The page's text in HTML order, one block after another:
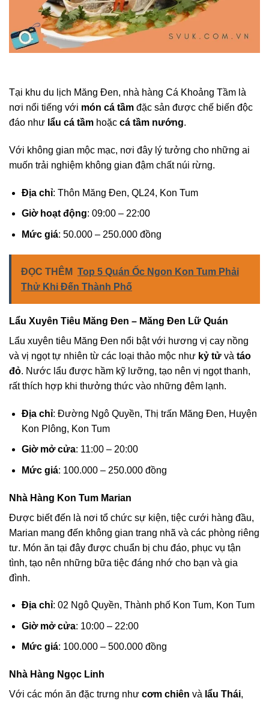
Tại khu du lịch Măng Đen, nhà hàng Cá Khoảng Tầm là
nơi nổi tiếng với món cá tầm đặc sản được chế biến độc
đáo như lẩu cá tầm hoặc cá tầm nướng.
Với không gian mộc mạc, nơi đây lý tưởng cho những ai
muốn trải nghiệm không gian đậm chất núi rừng.
Địa chỉ: Thôn Măng Đen, QL24, Kon Tum
Giờ hoạt động: 09:00 – 22:00
Mức giá: 50.000 – 250.000 đồng
ĐỌC THÊM Top 5 Quán Ốc Ngon Kon Tum Phải
Thử Khi Đến Thành Phố
Lẩu Xuyên Tiêu Măng Đen – Măng Đen Lữ Quán
Lẩu xuyên tiêu Măng Đen nổi bật với hương vị cay nồng
và vị ngọt tự nhiên từ các loại thảo mộc như kỷ tử và táo
đỏ. Nước lẩu được hầm kỹ lưỡng, tạo nên vị ngọt thanh,
rất thích hợp khi thưởng thức vào những đêm lạnh.
Địa chỉ: Đường Ngô Quyền, Thị trấn Măng Đen, Huyện
Kon Plông, Kon Tum
Giờ mở cửa: 11:00 – 20:00
Mức giá: 100.000 – 250.000 đồng
Nhà Hàng Kon Tum Marian
Được biết đến là nơi tổ chức sự kiện, tiệc cưới hàng đầu,
Marian mang đến không gian trang nhã và các phòng riêng
tư. Món ăn tại đây được chuẩn bị chu đáo, phục vụ tận
tình, tạo nên những bữa tiệc đáng nhớ cho bạn và gia
đình.
Địa chỉ: 02 Ngô Quyền, Thành phố Kon Tum, Kon Tum
Giờ mở cửa: 10:00 – 22:00
Mức giá: 100.000 – 500.000 đồng
Nhà Hàng Ngọc Linh
Với các món ăn đặc trưng như cơm chiên và lẩu Thái,